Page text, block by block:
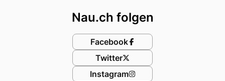
Nau.ch folgen
Facebook
Twitter
Instagram